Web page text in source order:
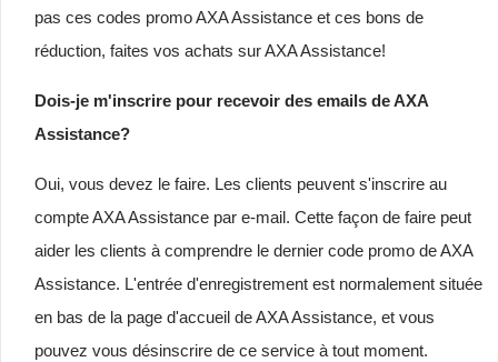
pas ces codes promo AXA Assistance et ces bons de
réduction, faites vos achats sur AXA Assistance!
Dois-je m'inscrire pour recevoir des emails de AXA
Assistance?
Oui, vous devez le faire. Les clients peuvent s'inscrire au
compte AXA Assistance par e-mail. Cette façon de faire peut
aider les clients à comprendre le dernier code promo de AXA
Assistance. L'entrée d'enregistrement est normalement située
en bas de la page d'accueil de AXA Assistance, et vous
pouvez vous désinscrire de ce service à tout moment.